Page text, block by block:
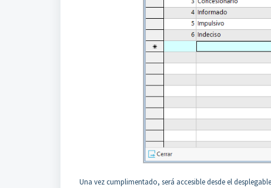
Una vez cumplimentado, será accesible desde el